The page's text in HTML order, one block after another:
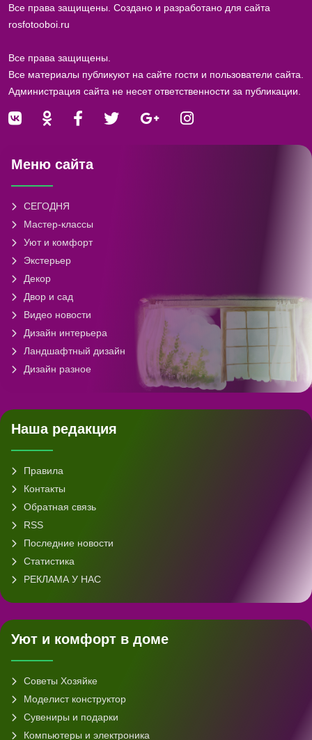
Все права защищены. Создано и разработано для сайта
rosfotooboi.ru
Все права защищены.
Все материалы публикуют на сайте гости и пользователи сайта.
Администрация сайта не несет ответственности за публикации.
Меню сайта
СЕГОДНЯ
Мастер-классы
Уют и комфорт
Экстерьер
Декор
Двор и сад
Видео новости
Дизайн интерьера
Ландшафтный дизайн
Дизайн разное
Наша редакция
Правила
Контакты
Обратная связь
RSS
Последние новости
Статистика
РЕКЛАМА У НАС
Уют и комфорт в доме
Советы Хозяйке
Моделист конструктор
Сувениры и подарки
Компьютеры и электроника